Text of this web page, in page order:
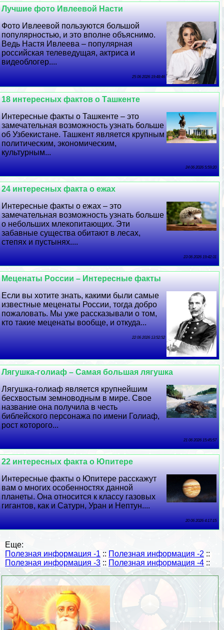
Лучшие фото Ивлеевой Насти
Фото Ивлеевой пользуются большой
популярностью, и это вполне объяснимо.
Ведь Настя Ивлеева – популярная
российская телеведущая, актриса и
видеоблогер....
25 06 2026 19:48:46
18 интересных фактов о Ташкенте
Интересные факты о Ташкенте – это
замечательная возможность узнать больше
об Узбекистане. Ташкент является крупным
политическим, экономическим,
культурным...
24 06 2026 5:59:20
24 интересных факта о ежах
Интересные факты о ежах – это
замечательная возможность узнать больше
о небольших млекопитающих. Эти
забавные существа обитают в лесах,
степях и пустынях....
23 06 2026 19:42:31
Меценаты России – Интересные факты
Если вы хотите знать, какими были самые
известные меценаты России, тогда добро
пожаловать. Мы уже рассказывали о том,
кто такие меценаты вообще, и откуда...
22 06 2026 13:52:52
Лягушка-голиаф – Самая большая лягушка
Лягушка-голиаф является крупнейшим
бесхвостым земноводным в мире. Свое
название она получила в честь
библейского персонажа по имени Голиаф,
рост которого...
21 06 2026 15:45:57
22 интересных факта о Юпитере
Интересные факты о Юпитере расскажут
вам о многих особенностях данной
планеты. Она относится к классу газовых
гигантов, как и Сатурн, Уран и Нептун....
20 06 2026 4:17:15
Еще:
Полезная информация -1 :: Полезная информация -2 ::
Полезная информация -3 :: Полезная информация -4 ::